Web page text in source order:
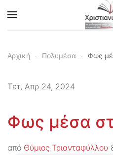
Skip to main content
Αρχική Πολυμέσα Φως
Τετ, Απρ 24, 2024
Φως μέσα
από Θύμιος Τριανταφύλλου